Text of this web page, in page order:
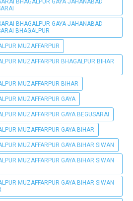
BHAGALPUR GAYA JAHANABAD
BHAGALPUR GAYA JAHANABAD
BHAGALPUR
MUZAFFARPUR
MUZAFFARPUR BHAGALPUR BIHAR
MUZAFFARPUR BIHAR
MUZAFFARPUR GAYA
MUZAFFARPUR GAYA BEGUSARAI
MUZAFFARPUR GAYA BIHAR
MUZAFFARPUR GAYA BIHAR SIWAN
MUZAFFARPUR GAYA BIHAR SIWAN
MUZAFFARPUR GAYA BIHAR SIWAN